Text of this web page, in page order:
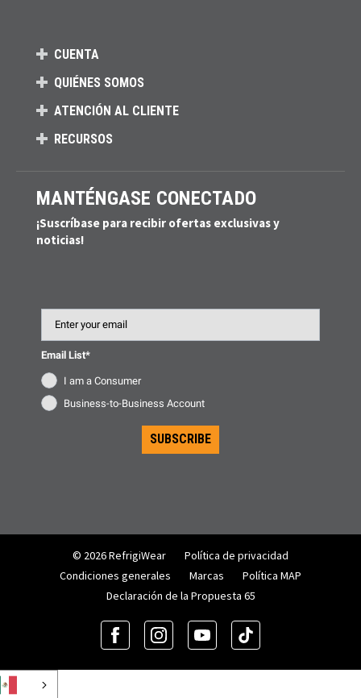
CUENTA
QUIÉNES SOMOS
ATENCIÓN AL CLIENTE
RECURSOS
MANTÉNGASE CONECTADO
¡Suscríbase para recibir ofertas exclusivas y
noticias!
Email List*
I am a Consumer
Business-to-Business Account
SUBSCRIBE
© 2026 RefrigiWear
Política de privacidad
Condiciones generales
Marcas
Política MAP
Declaración de la Propuesta 65